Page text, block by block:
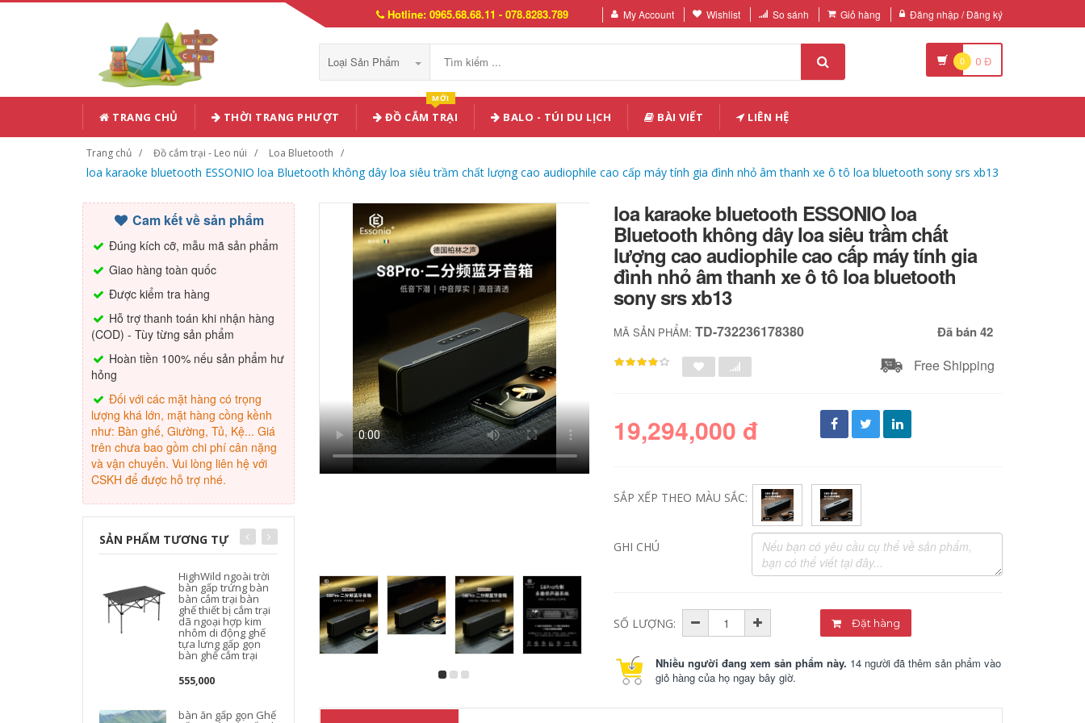
Hotline: 0965.68.68.11 - 078.8283.789 My Account Wishlist So sánh Giỏ hàng Đăng nhập / Đăng ký
Loại Sản Phẩm 0 0 Đ
TRANG CHỦ THỜI TRANG PHƯỢT ĐỒ CẮM TRẠI
MỚI
BALO - TÚI DU LỊCH BÀI VIẾT LIÊN HỆ
Trang chủ Đồ cắm trại - Leo núi Loa Bluetooth
loa karaoke bluetooth ESSONIO loa Bluetooth không dây loa siêu trầm chất lượng cao audiophile cao cấp máy tính gia đình nhỏ âm thanh xe ô tô loa bluetooth sony srs xb13
Cam kết về sản phẩm
Đúng kích cỡ, mẫu mã sản phẩm
Giao hàng toàn quốc
Được kiểm tra hàng
Hỗ trợ thanh toán khi nhận hàng
(COD) - Tùy từng sản phẩm
Hoàn tiền 100% nếu sản phẩm hư
hỏng
Đối với các mặt hàng có trọng
lượng khá lớn, mặt hàng cồng kềnh
như: Bàn ghế, Giường, Tủ, Kệ... Giá
trên chưa bao gồm chi phí cân nặng
và vận chuyển. Vui lòng liên hệ với
CSKH để được hỗ trợ nhé.
SẢN PHẨM TƯƠNG TỰ
HighWild ngoài trời
bàn gấp trứng bàn
bàn cắm trại bàn
ghế thiết bị cắm trại
dã ngoại hợp kim
nhôm di động ghế
tựa lưng gấp gọn
bàn ghế cắm trại
555,000
bàn ăn gấp gọn Ghế
bộ bàn ghế học sinh
gấp gọn Bàn gấp
ngoài trời hợp kim
nhôm trứng cuộn
bàn di động bàn
cắm trại dã ngoại Bộ
bàn ghế cắm trại
cung cấp thiết bị ghế
bàn ăn xếp gọn Bàn
ghế xếp ngoài trời
Urban Wave, bàn
ghế picnic di động,
bàn trứng cuộn,
bàn cắm trại, trọn
bộ trang thiết bị vật
dụng bàn ghế gấp
bàn ghế ăn gấp gọn
loa karaoke bluetooth ESSONIO loa
Bluetooth không dây loa siêu trầm chất
lượng cao audiophile cao cấp máy tính gia
đình nhỏ âm thanh xe ô tô loa bluetooth
sony srs xb13
MÃ SẢN PHẨM:TD-732236178380 Đã bán 42
Free Shipping
19,294,000 đ
SẮP XẾP THEO MÀU SẮC:
GHI CHÚ
SỐ LƯỢNG: Đặt hàng
Nhiều người đang xem sản phẩm này. 14 người đã thêm sản phẩm vào
giỏ hàng của họ ngay bây giờ.